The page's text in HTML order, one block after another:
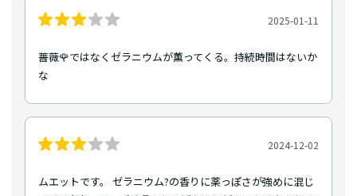
2025-01-11
薔薇🌹ではなくゼラニウムが薫ってくる。持続時間はないか
な
2024-12-02
ムエットです。 ゼラニウム?の香りに薬っぽさが強めに混じ